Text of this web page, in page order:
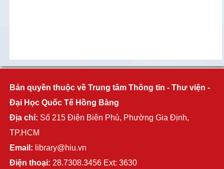
Bản quyền thuộc về Trung tâm Thông tin - Thư viện -
Đại Học Quốc Tế Hồng Bàng
Địa chỉ: Số 215 Điện Biên Phủ, Phường Gia Định,
TP.HCM
Email: library@hiu.vn
Điện thoại: 28.7308.3456 Ext: 3630